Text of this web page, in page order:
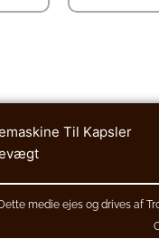
Til Kapsler
Dette medie ejes og drives af